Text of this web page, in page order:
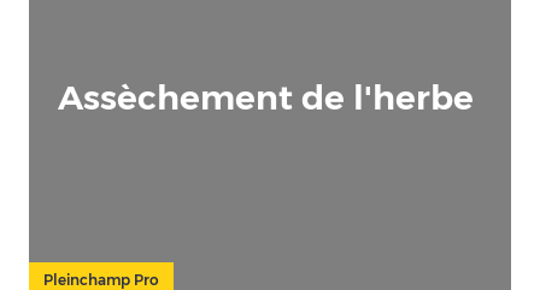
Assèchement de l'herbe
Pleinchamp Pro